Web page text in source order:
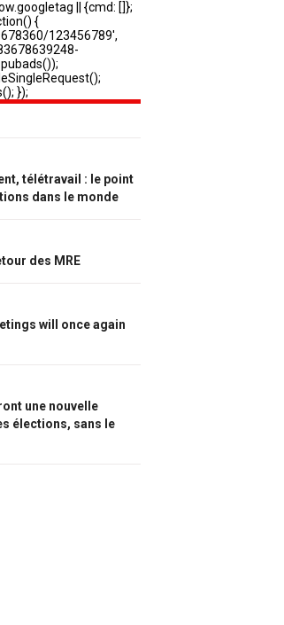
télétravail : le point
dans le monde
des MRE
will once again
une nouvelle
élections, sans le